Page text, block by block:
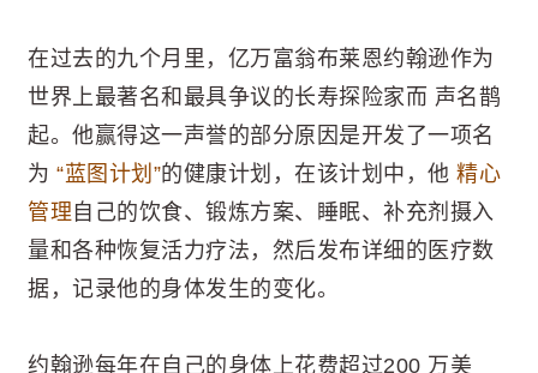
在过去的九个月里，亿万富翁布莱恩约翰逊作为
世界上最著名和最具争议的长寿探险家而 声名鹊
起。他赢得这一声誉的部分原因是开发了一项名
为 “蓝图计划”的健康计划，在该计划中，他 精心
管理 自己的饮食、锻炼方案、睡眠、补充剂摄入
量和各种恢复活力疗法，然后发布详细的医疗数
据，记录他的身体发生的变化。
约翰逊每年在自己的身体上花费超过200 万美